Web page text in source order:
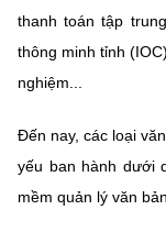
thanh toán tập
thông minh tỉnh
nghiệm...
Đến nay, các loại
yếu ban hành dưới
mềm quản lý văn